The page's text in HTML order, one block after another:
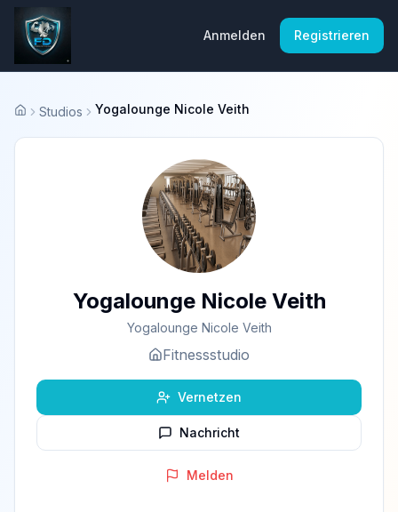
Anmelden Registrieren
Startseite
Studios Yogalounge Nicole Veith
Yogalounge Nicole Veith
Yogalounge Nicole Veith
Fitnessstudio
Vernetzen
Nachricht
Melden